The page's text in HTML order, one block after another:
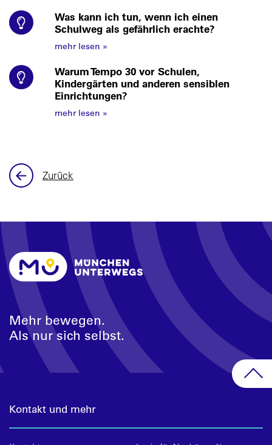
Was kann ich tun, wenn ich einen
Schulweg als gefährlich erachte?
mehr lesen »
Warum Tempo 30 vor Schulen,
Kindergärten und anderen sensiblen
Einrichtungen?
mehr lesen »
Zurück
Mehr bewegen.
Als nur sich selbst.
Kontakt und mehr